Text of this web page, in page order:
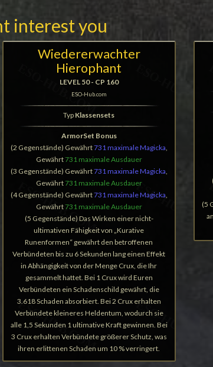
interest you
Wiedererwachter
Hierophant
LEVEL 50 - CP 160
ESO-Hub.com
Typ Klassensets
ArmorSet Bonus
(2 Gegenstände) Gewährt731 maximale Magicka,
Gewährt731 maximale Ausdauer
(3 Gegenstände) Gewährt731 maximale Magicka,
Gewährt731 maximale Ausdauer
(4 Gegenstände) Gewährt731 maximale Magicka,
Gewährt731 maximale Ausdauer
(5 Gegenstände) Das Wirken einer nicht-
ultimativen Fähigkeit von „Kurative
Runenformen“ gewährt den betroffenen
Verbündeten bis zu 6 Sekunden lang einen Effekt
in Abhängigkeit von der Menge Crux, die Ihr
gesammelt hattet. Bei 1 Crux wird Euren
Verbündeten ein Schadenschild gewährt, die
3.618 Schaden absorbiert. Bei 2 Crux erhalten
Verbündete kleineres Heldentum, wodurch sie
alle 1,5 Sekunden 1 ultimative Kraft gewinnen. Bei
3 Crux erhalten Verbündete größerer Schutz, was
ihren erlittenen Schaden um 10 % verringert.
(5